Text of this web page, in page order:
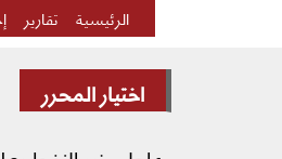
الرئيسية تقارير
اختيار المحرر